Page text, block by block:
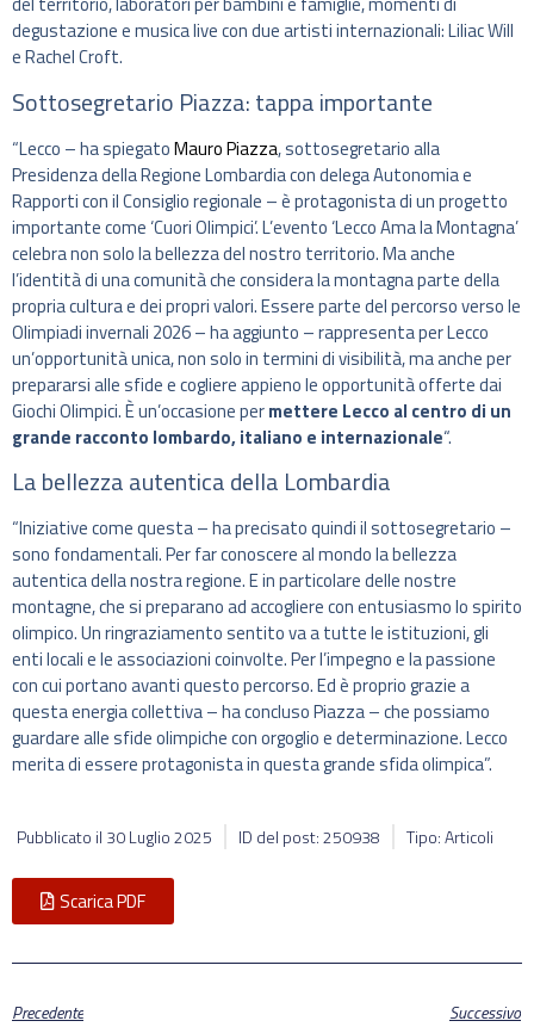
degustazione e musica live con due artisti internazionali: Liliac Will
e Rachel Croft.
Sottosegretario Piazza: tappa importante
“Lecco – ha spiegatoMauro Piazza, sottosegretario alla
Presidenza della Regione Lombardia con delega Autonomia e
Rapporti con il Consiglio regionale – è protagonista di un progetto
importante come ‘Cuori Olimpici’. L’evento ‘Lecco Ama la Montagna’
celebra non solo la bellezza del nostro territorio. Ma anche
l’identità di una comunità che considera la montagna parte della
propria cultura e dei propri valori. Essere parte del percorso verso le
Olimpiadi invernali 2026 – ha aggiunto – rappresenta per Lecco
un’opportunità unica, non solo in termini di visibilità, ma anche per
prepararsi alle sfide e cogliere appieno le opportunità offerte dai
Giochi Olimpici. È un’occasione permettere Lecco al centro di un
grande racconto lombardo, italiano e internazionale“.
La bellezza autentica della Lombardia
“Iniziative come questa – ha precisato quindi il sottosegretario –
sono fondamentali. Per far conoscere al mondo la bellezza
autentica della nostra regione. E in particolare delle nostre
montagne, che si preparano ad accogliere con entusiasmo lo spirito
olimpico. Un ringraziamento sentito va a tutte le istituzioni, gli
enti locali e le associazioni coinvolte. Per l’impegno e la passione
con cui portano avanti questo percorso. Ed è proprio grazie a
questa energia collettiva – ha concluso Piazza – che possiamo
guardare alle sfide olimpiche con orgoglio e determinazione. Lecco
merita di essere protagonista in questa grande sfida olimpica”.
Pubblicato il 30 Luglio 2025 ID del post: 250938 Tipo: Articoli
Scarica PDF
Precedente Successivo